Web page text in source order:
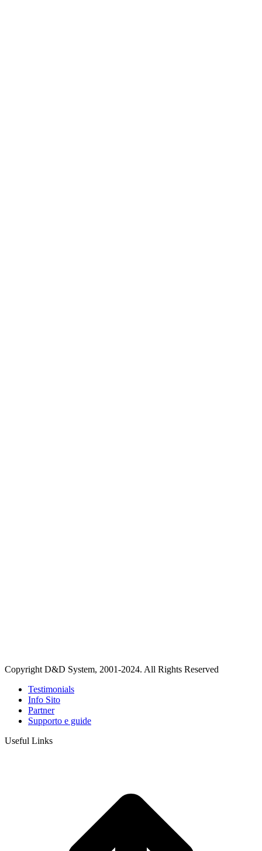
Copyright D&D System, 2001-2024. All Rights Reserved
Testimonials
Info Sito
Partner
Supporto e guide
Useful Links